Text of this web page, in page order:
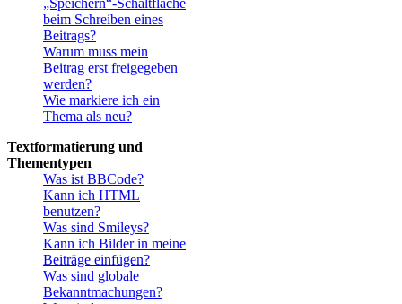
beim Schreiben eines
Beitrags?
Warum muss mein
Beitrag erst freigegeben
werden?
Wie markiere ich ein
Thema als neu?
Textformatierung und
Thementypen
Was ist BBCode?
Kann ich HTML
benutzen?
Was sind Smileys?
Kann ich Bilder in meine
Beiträge einfügen?
Was sind globale
Bekanntmachungen?